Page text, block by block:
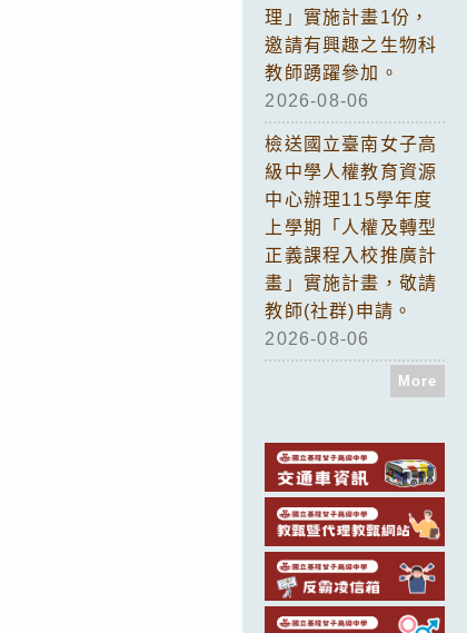
理」實施計畫1份，
邀請有興趣之生物科
教師踴躍參加。
2026-08-06
檢送國立臺南女子高
級中學人權教育資源
中心辦理115學年度
上學期「人權及轉型
正義課程入校推廣計
畫」實施計畫，敬請
教師(社群)申請。
2026-08-06
More